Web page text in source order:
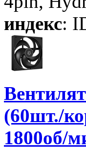
индекс:
(60шт./
1800об/